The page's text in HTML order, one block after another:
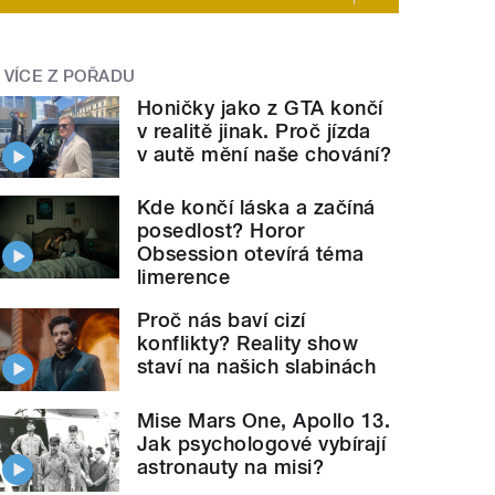
" style=""> Hospic je dobrým místem pro smrt
VÍCE Z POŘADU
Honičky jako z GTA končí
v realitě jinak. Proč jízda
v autě mění naše chování?
Kde končí láska a začíná
posedlost? Horor
Obsession otevírá téma
limerence
Proč nás baví cizí
konflikty? Reality show
staví na našich slabinách
Mise Mars One, Apollo 13.
Jak psychologové vybírají
astronauty na misi?